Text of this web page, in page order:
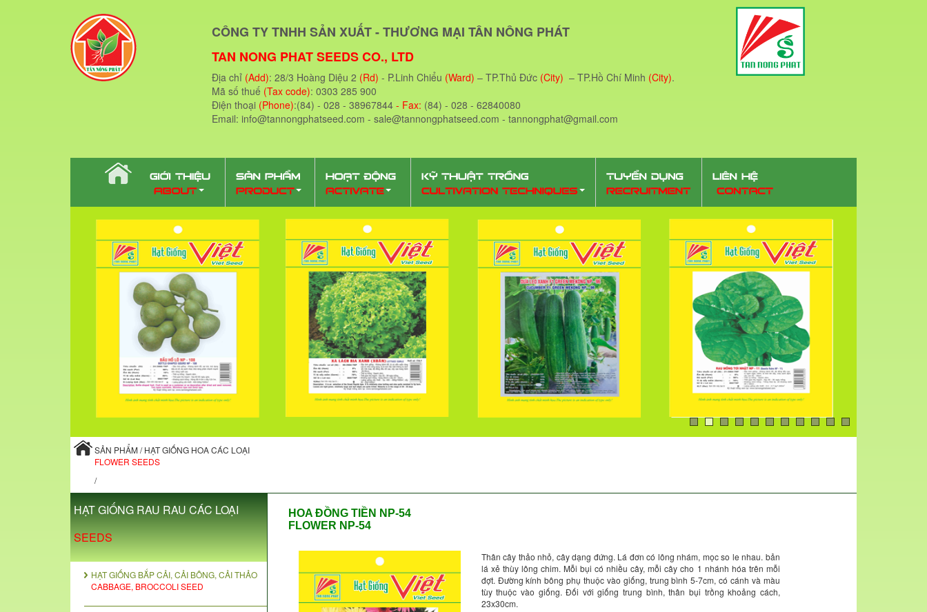
CÔNG TY TNHH SẢN XUẤT - THƯƠNG MẠI TÂN NÔNG PHÁT
TAN NONG PHAT SEEDS CO., LTD
Địa chỉ (Add): 28/3 Hoàng Diệu 2 (Rd) - P.Linh Chiểu (Ward) – TP.Thủ Đức (City) – TP.Hồ Chí Minh (City).
Mã số thuế (Tax code): 0303 285 900
Điện thoại (Phone):(84) - 028 - 38967844 - Fax: (84) - 028 - 62840080
Email: info@tannongphatseed.com - sale@tannongphatseed.com - tannongphat@gmail.com
SẢN PHẨM / HẠT GIỐNG HOA CÁC LOẠI
FLOWER SEEDS
/
HẠT GIỐNG RAU RAU CÁC LOẠI
SEEDS
HẠT GIỐNG BẮP CẢI, CẢI BÔNG, CẢI THẢO
CABBAGE, BROCCOLI SEED
HOA ĐỒNG TIỀN NP-54
FLOWER NP-54
Thân cây thảo nhỏ, cây dạng đứng. Lá đơn có lông nhám, mọc so le nhau. bản
lá xẻ thùy lông chim. Mỗi bụi có nhiều cây, mỗi cây cho 1 nhánh hóa trên mỗi
đợt. Đường kính bông phụ thuộc vào giống, trung bình 5-7cm, có cánh và màu
tùy thuộc vào giống. Đối với giống trung bình, thân bụi trồng khoảng cách,
23x30cm.